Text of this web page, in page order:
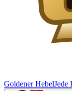
Goldener HebelJede